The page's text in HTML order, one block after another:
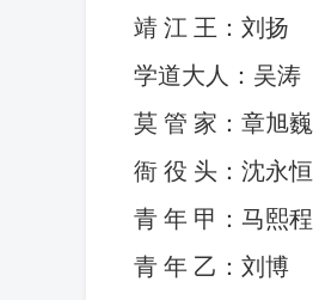
靖 江 王：刘扬
学道大人：吴涛
莫 管 家：章旭巍
衙 役 头：沈永恒
青 年 甲：马熙程
青 年 乙：刘博